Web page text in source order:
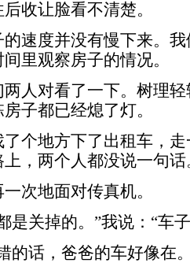
收让脸看不清楚。
速度并没有慢下来。
里观察房子的情况。
人对看了一下。树理
子都已经熄了灯。
个地方下了出租车，
，两个人都没说一句话
次地面对传真机。
是关掉的。”我说：“车
的话，爸爸的车好像在